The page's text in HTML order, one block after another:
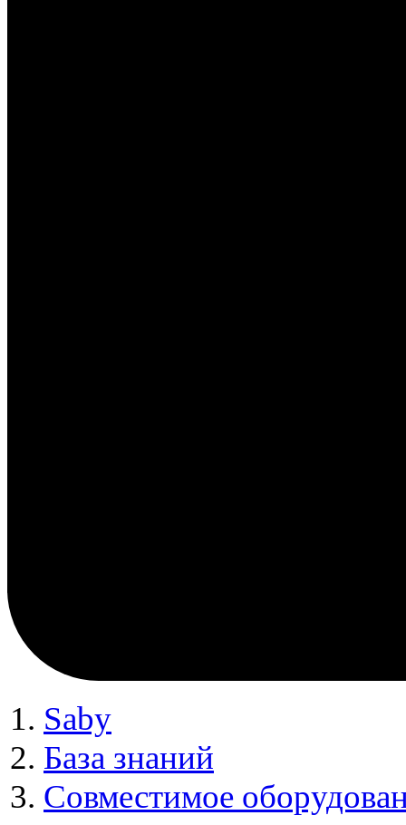
Saby
База знаний
Совместимое